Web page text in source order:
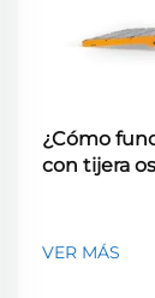
¿Cómo
con tijera
VER MÁS